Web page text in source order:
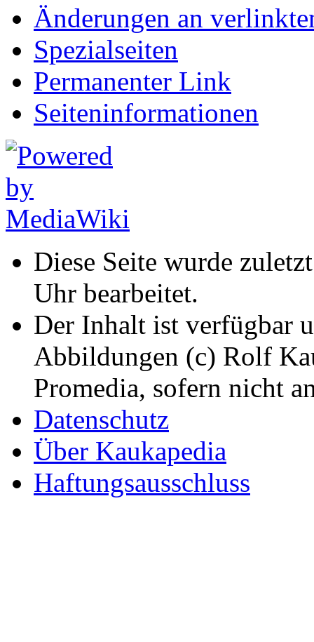
Änderungen an
Spezialseiten
Permanenter Link
Seiten­informationen
Diese Seite wurde
Uhr bearbeitet.
Der Inhalt ist verfügbar
Abbildungen (c) Rolf
Promedia, sofern nicht
Datenschutz
Über Kaukapedia
Haftungsausschluss